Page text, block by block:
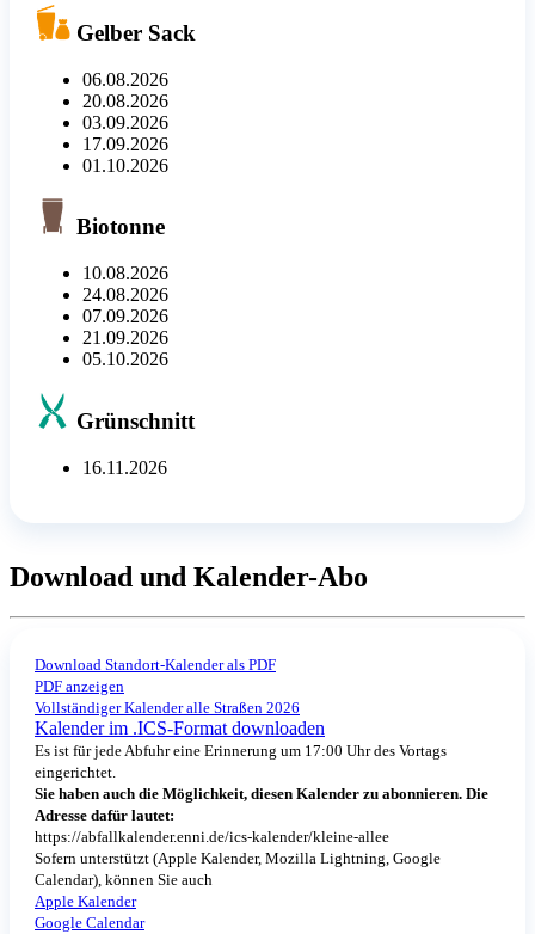
Gelber Sack
06.08.2026
20.08.2026
03.09.2026
17.09.2026
01.10.2026
Biotonne
10.08.2026
24.08.2026
07.09.2026
21.09.2026
05.10.2026
Grünschnitt
16.11.2026
Download und Kalender-Abo
Download Standort-Kalender als PDF
PDF anzeigen
Vollständiger Kalender alle Straßen 2026
Kalender im .ICS-Format downloaden
Es ist für jede Abfuhr eine Erinnerung um 17:00 Uhr des Vortags
eingerichtet.
Sie haben auch die Möglichkeit, diesen Kalender zu abonnieren. Die
Adresse dafür lautet:
https://abfallkalender.enni.de/ics-kalender/kleine-allee
Sofern unterstützt (Apple Kalender, Mozilla Lightning, Google
Calendar), können Sie auch
Apple Kalender
Google Calendar